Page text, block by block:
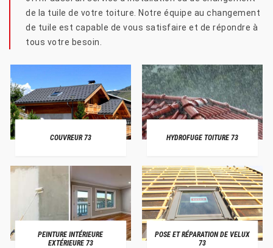
de la tuile de votre toiture. Notre équipe au changement
de tuile est capable de vous satisfaire et de répondre à
tous votre besoin.
COUVREUR 73 HYDROFUGE TOITURE 73
PEINTURE INTÉRIEURE
EXTÉRIEURE 73
POSE ET RÉPARATION DE VELUX
73